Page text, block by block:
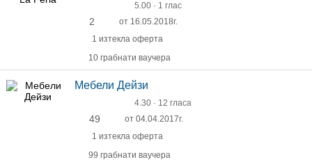
5.00 · 1 глас
2
от 16.05.2018г.
1 изтекла оферта
10 грабнати ваучера
Мебели Дейзи
4.30 · 12 гласа
49
от 04.04.2017г.
1 изтекла оферта
99 грабнати ваучера